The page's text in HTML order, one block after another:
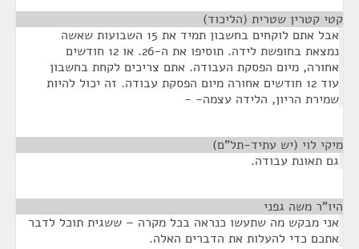
קטי קטרין שטרית (הליכוד)
אבל אתם לוקחים בחשבון תמיד את 15 השבועות שאשה
נמצאת בחופשת לידה. תוסיפו את ה-26. או 12 חודשים
אחורה, מיום הפסקת העבודה. אתם צריכים לקחת בחשבון
עוד 12 חודשים אחורה מיום הפסקת עבודה. זה יכול להיות
שמירת הריון, הלידה עצמה- -
מיקי לוי (יש עתיד-תל"ם)
גם תאונת עבודה.
היו"ר משה גפני
אני מבקש מה שתעשו כנראה בכל מקרה – ששגית תוכל לדבר
אתכם כדי להעלות את הדברים האלה.